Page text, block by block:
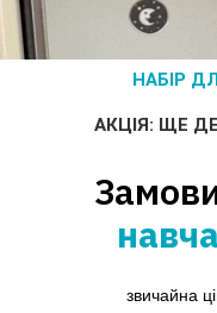
НАБІР
АКЦІЯ: ЩЕ
звичайна